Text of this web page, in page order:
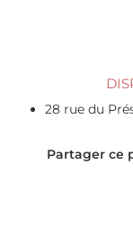
28 rue du
Partager ce